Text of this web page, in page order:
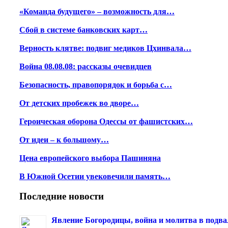
«Команда будущего» – возможность для…
Сбой в системе банковских карт…
Верность клятве: подвиг медиков Цхинвала…
Война 08.08.08: рассказы очевидцев
Безопасность, правопорядок и борьба с…
От детских пробежек во дворе…
Героическая оборона Одессы от фашистских…
От идеи – к большому…
Цена европейского выбора Пашиняна
В Южной Осетии увековечили память…
Последние новости
Явление Богородицы, война и молитва в